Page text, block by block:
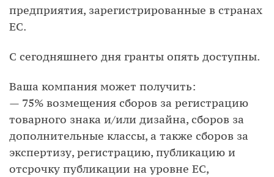
предприятия, зарегистрированные в странах
ЕС.
С сегодняшнего дня гранты опять доступны.
Ваша компания может получить:
— 75% возмещения сборов за регистрацию
товарного знака и/или дизайна, сборов за
дополнительные классы, а также сборов за
экспертизу, регистрацию, публикацию и
отсрочку публикации на уровне ЕС,